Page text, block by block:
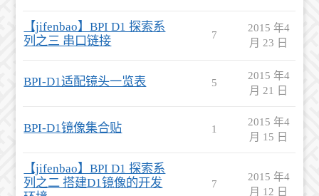
【jifenbao】BPI D1 探索系
列之三 串口链接
7
2015 年4
月 23 日
BPI-D1适配镜头一览表 5
2015 年4
月 21 日
BPI-D1镜像集合贴 1
2015 年4
月 15 日
【jifenbao】BPI D1 探索系
列之二 搭建D1镜像的开发
7
2015 年4
月 12 日